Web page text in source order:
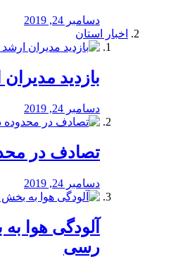
دسامبر 24, 2019
اخبار استان
بازدید
دسامبر 24, 2019
تصادف در
دسامبر 24, 2019
آلودگی هوا
رسی